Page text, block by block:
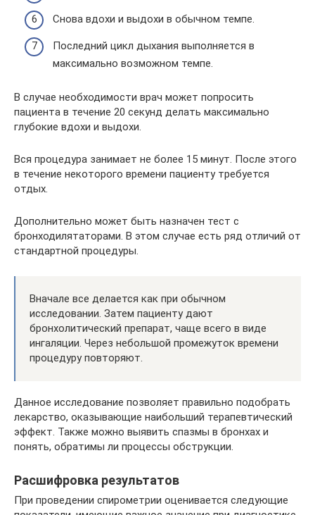
Снова вдохи и выдохи в обычном темпе.
Последний цикл дыхания выполняется в
максимально возможном темпе.
В случае необходимости врач может попросить
пациента в течение 20 секунд делать максимально
глубокие вдохи и выдохи.
Вся процедура занимает не более 15 минут. После этого
в течение некоторого времени пациенту требуется
отдых.
Дополнительно может быть назначен тест с
бронходилятаторами. В этом случае есть ряд отличий от
стандартной процедуры.
Вначале все делается как при обычном
исследовании. Затем пациенту дают
бронхолитический препарат, чаще всего в виде
ингаляции. Через небольшой промежуток времени
процедуру повторяют.
Данное исследование позволяет правильно подобрать
лекарство, оказывающие наибольший терапевтический
эффект. Также можно выявить спазмы в бронхах и
понять, обратимы ли процессы обструкции.
Расшифровка результатов
При проведении спирометрии оценивается следующие